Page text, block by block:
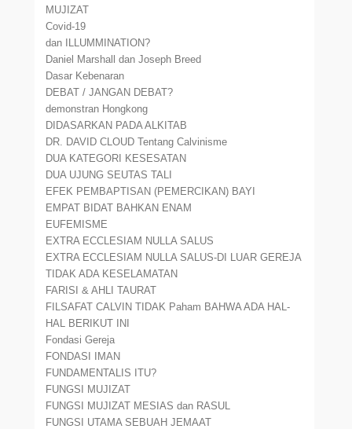
MUJIZAT
Covid-19
dan ILLUMMINATION?
Daniel Marshall dan Joseph Breed
Dasar Kebenaran
DEBAT / JANGAN DEBAT?
demonstran Hongkong
DIDASARKAN PADA ALKITAB
DR. DAVID CLOUD Tentang Calvinisme
DUA KATEGORI KESESATAN
DUA UJUNG SEUTAS TALI
EFEK PEMBAPTISAN (PEMERCIKAN) BAYI
EMPAT BIDAT BAHKAN ENAM
EUFEMISME
EXTRA ECCLESIAM NULLA SALUS
EXTRA ECCLESIAM NULLA SALUS-DI LUAR GEREJA
TIDAK ADA KESELAMATAN
FARISI & AHLI TAURAT
FILSAFAT CALVIN TIDAK Paham BAHWA ADA HAL-
HAL BERIKUT INI
Fondasi Gereja
FONDASI IMAN
FUNDAMENTALIS ITU?
FUNGSI MUJIZAT
FUNGSI MUJIZAT MESIAS dan RASUL
FUNGSI UTAMA SEBUAH JEMAAT